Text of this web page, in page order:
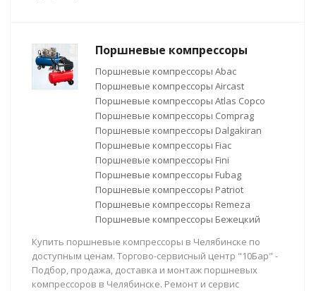
Поршневые компрессоры
Поршневые компрессоры Abac
Поршневые компрессоры Aircast
Поршневые компрессоры Atlas Copco
Поршневые компрессоры Comprag
Поршневые компрессоры Dalgakiran
Поршневые компрессоры Fiac
Поршневые компрессоры Fini
Поршневые компрессоры Fubag
Поршневые компрессоры Patriot
Поршневые компрессоры Remeza
Поршневые компрессоры Бежецкий
Купить поршневые компрессоры в Челябинске по
доступным ценам. Торгово-сервисный центр "10Бар" -
Подбор, продажа, доставка и монтаж поршневых
компрессоров в Челябинске. Ремонт и сервис